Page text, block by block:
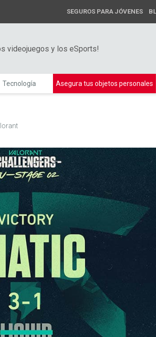
SEGUROS PARA JÓVENES
videojuegos y los eSports!
Tecnología Asegura tus objetos personales